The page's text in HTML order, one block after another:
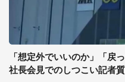
「想定外でいいのか」「戻
社長会見でのしつこい記者